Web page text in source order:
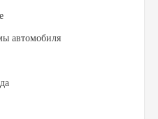
автомобиля